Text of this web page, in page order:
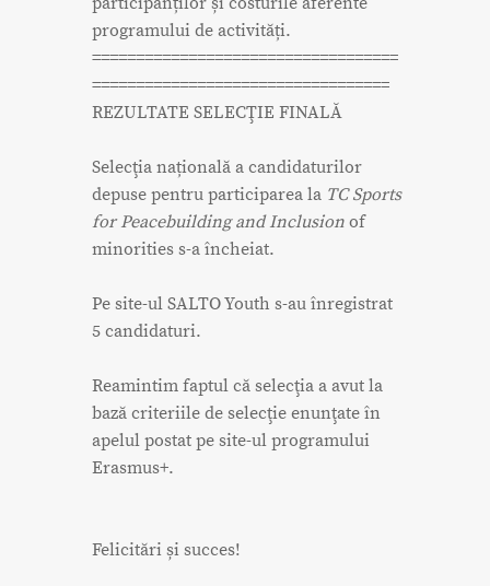
programului de activități.
===================================
==================================
REZULTATE SELECŢIE FINALĂ
Selecţia națională a candidaturilor
depuse pentru participarea la TC Sports
for Peacebuilding and Inclusion of
minorities s-a încheiat.
Pe site-ul SALTO Youth s-au înregistrat
5 candidaturi.
Reamintim faptul că selecţia a avut la
bază criteriile de selecţie enunţate în
apelul postat pe site-ul programului
Erasmus+.
Felicitări și succes!